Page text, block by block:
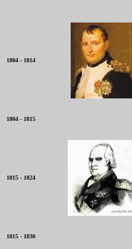
1804 - 1814
1804 - 1815
1815 - 1824
1815 - 1830